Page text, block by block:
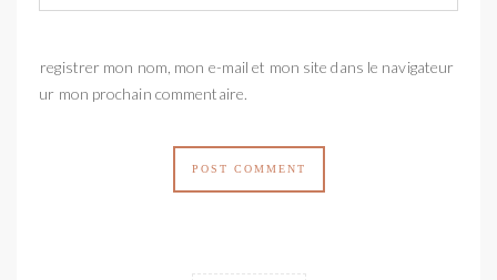
Enregistrer mon nom, mon e-mail et mon site dans le navigateur
pour mon prochain commentaire.